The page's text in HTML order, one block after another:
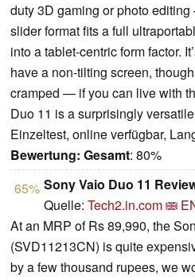
duty 3D gaming or photo
slider format fits a full
into a tablet-centric form factor.
have a non-tilting screen,
cramped — if you can live with
Duo 11 is a surprisingly
Einzeltest, online verfügbar,
Bewertung: Gesamt: 80%
65% Sony Vaio Duo 11
Quelle: Tech2.in.com
At an MRP of Rs 89,990, the
(SVD11213CN) is quite
by a few thousand rupees, we